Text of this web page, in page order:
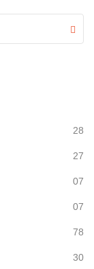
28
27
07
07
78
30